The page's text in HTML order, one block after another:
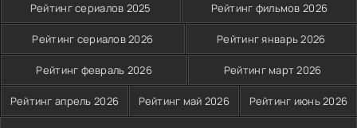
Рейтинг сериалов 2025 Рейтинг фильмов 2026
Рейтинг сериалов 2026 Рейтинг январь 2026
Рейтинг февраль 2026 Рейтинг март 2026
Рейтинг апрель 2026 Рейтинг май 2026 Рейтинг июнь 2026